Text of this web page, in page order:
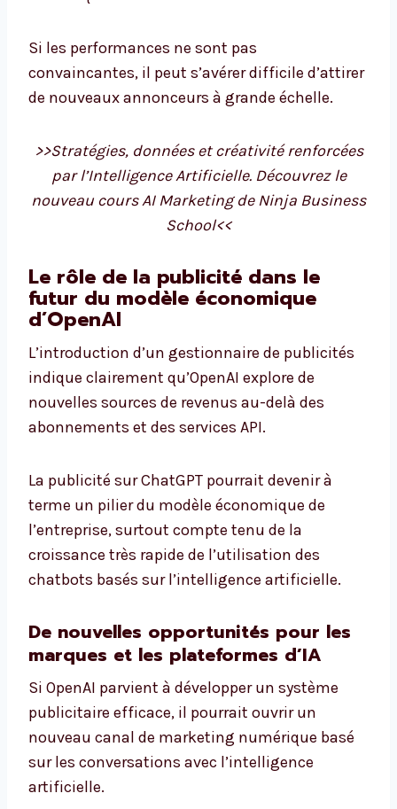
Si les performances ne sont pas
convaincantes, il peut s’avérer difficile d’attirer
de nouveaux annonceurs à grande échelle.
>>Stratégies, données et créativité renforcées
par l’Intelligence Artificielle. Découvrez le
nouveau cours AI Marketing de Ninja Business
School<<
Le rôle de la publicité dans le
futur du modèle économique
d’OpenAI
L’introduction d’un gestionnaire de publicités
indique clairement qu’OpenAI explore de
nouvelles sources de revenus au-delà des
abonnements et des services API.
La publicité sur ChatGPT pourrait devenir à
terme un pilier du modèle économique de
l’entreprise, surtout compte tenu de la
croissance très rapide de l’utilisation des
chatbots basés sur l’intelligence artificielle.
De nouvelles opportunités pour les
marques et les plateformes d’IA
Si OpenAI parvient à développer un système
publicitaire efficace, il pourrait ouvrir un
nouveau canal de marketing numérique basé
sur les conversations avec l’intelligence
artificielle.